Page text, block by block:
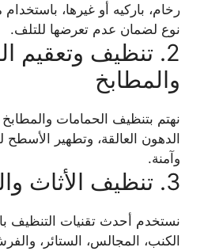
رخام، باركيه أو غيرها،
نوع لضمان عدم تعرضها للتلف.
2. تنظيف وتعقيم
والمطابخ
نهتم بتنظيف الحمامات والمطابخ
الدهون العالقة، وتطهير
وآمنة.
3. تنظيف الأثاث والمفروشات
نستخدم أحدث تقنيات التنظيف
الكنب، المجالس، الستائر،